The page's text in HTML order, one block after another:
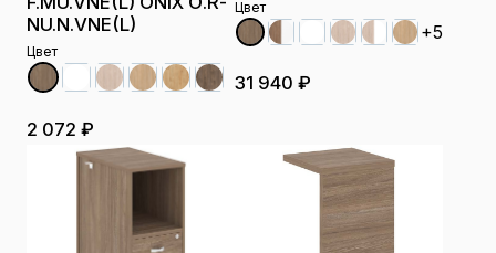
NU.N.VNE(L)
Цвет
2 072 ₽
Цвет
+5
31 940 ₽